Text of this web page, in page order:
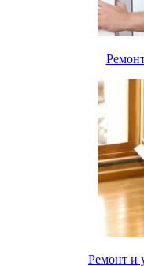
Ремонт и